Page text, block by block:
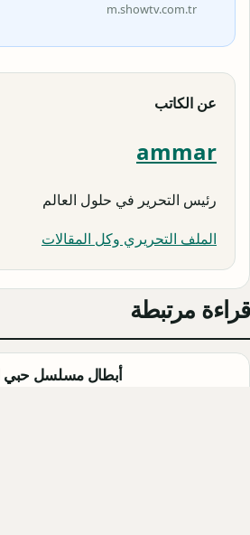
m.showtv.com.tr
عن الكاتب
ammar
رئيس التحرير في حلول العالم
الملف التحريري وكل المقالات
قراءة مرتبطة
أبطال مسلسل حبي